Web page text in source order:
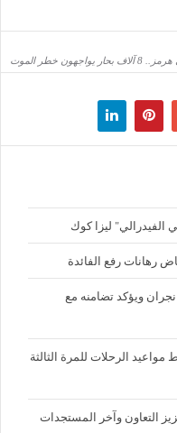
خطر الموت
ليزا كوك
رهانات رفع الفائدة
ويؤكد تضامنه مع
الرحلات للمرة الثالثة
التعاون وآخر المستجدات